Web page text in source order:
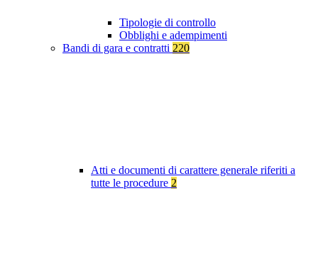
Tipologie di controllo
Obblighi e adempimenti
Bandi di gara e contratti 220
Atti e documenti di carattere generale riferiti a
tutte le procedure 2